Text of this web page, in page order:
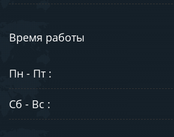
Время работы
Пн - Пт :
Сб - Вс :